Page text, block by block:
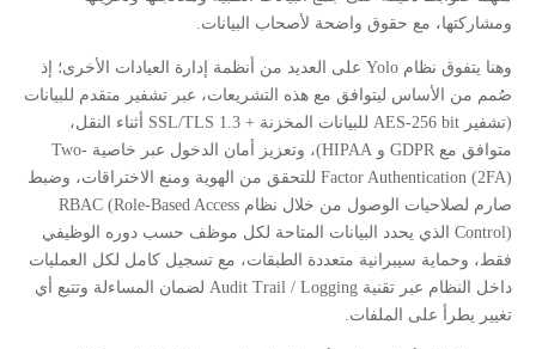
ومشاركتها، مع حقوق واضحة لأصحاب البيانات.
وهنا يتفوق نظام Yolo على العديد من أنظمة إدارة العيادات الأخرى؛ إذ
صُمم من الأساس ليتوافق مع هذه التشريعات، عبر تشفير متقدم للبيانات
(تشفير AES-256 bit للبيانات المخزنة + SSL/TLS 1.3 أثناء النقل،
متوافق مع GDPR و HIPAA)، وتعزيز أمان الدخول عبر خاصية Two-
Factor Authentication (2FA) للتحقق من الهوية ومنع الاختراقات، وضبط
صارم لصلاحيات الوصول من خلال نظام RBAC (Role-Based Access
Control) الذي يحدد البيانات المتاحة لكل موظف حسب دوره الوظيفي
فقط، وحماية سيبرانية متعددة الطبقات، مع تسجيل كامل لكل العمليات
داخل النظام عبر تقنية Audit Trail / Logging لضمان المساءلة وتتبع أي
تغيير يطرأ على الملفات.